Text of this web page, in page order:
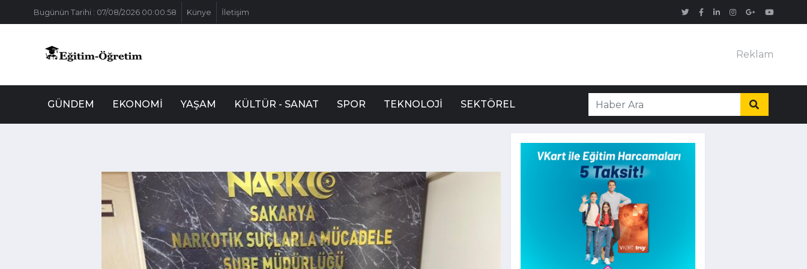
Bugünün Tarihi : 07/08/2026 00:00:58 Künye İletişim
Reklam
GÜNDEM EKONOMI YAŞAM KÜLTÜR - SANAT SPOR TEKNOLOJI SEKTÖREL